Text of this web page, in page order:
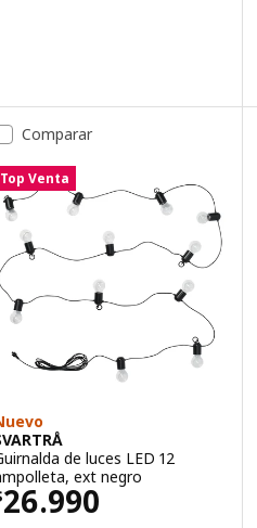
Comparar
Top Venta
de luces LED 12
ext negro
26.990$ 26990